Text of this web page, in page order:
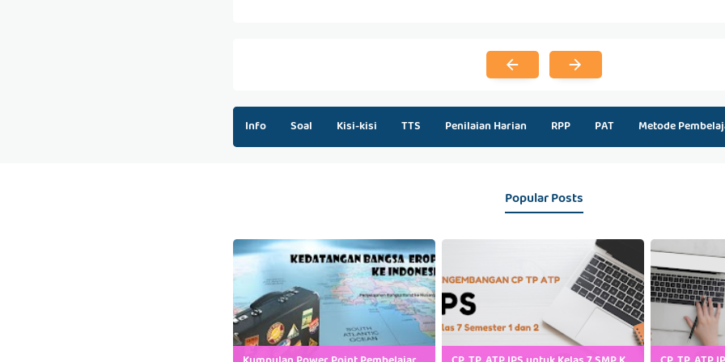
Info Soal Kisi-kisi TTS Penilaian Harian RPP PAT Metode
Popular Posts